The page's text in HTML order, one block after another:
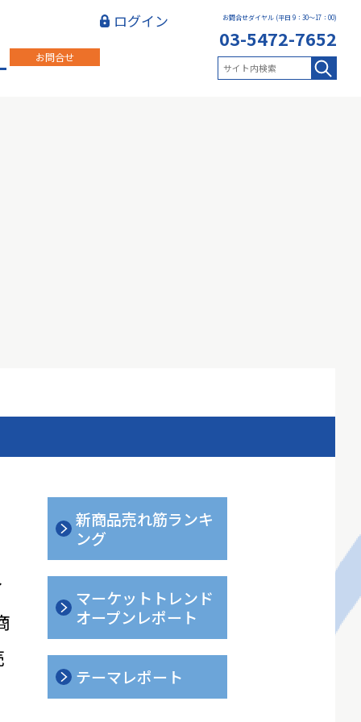
お問合せ
お問合せダイヤル (平日 9：30～17：00)
03-5472-7652
ログイン
新商品売れ筋ランキ
ング
マーケットトレンド
オープンレポート
テーマレポート